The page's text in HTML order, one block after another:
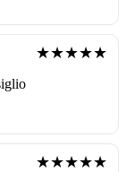
★★★★★
★★★★★